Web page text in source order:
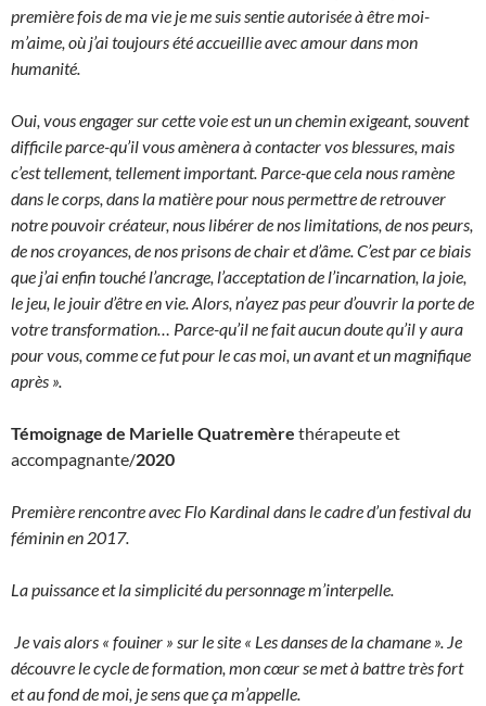
première fois de ma vie je me suis sentie autorisée à être moi-
m’aime, où j’ai toujours été accueillie avec amour dans mon
humanité.
Oui, vous engager sur cette voie est un un chemin exigeant, souvent
difficile parce-qu’il vous amènera à contacter vos blessures, mais
c’est tellement, tellement important. Parce-que cela nous ramène
dans le corps, dans la matière pour nous permettre de retrouver
notre pouvoir créateur, nous libérer de nos limitations, de nos peurs,
de nos croyances, de nos prisons de chair et d’âme. C’est par ce biais
que j’ai enfin touché l’ancrage, l’acceptation de l’incarnation, la joie,
le jeu, le jouir d’être en vie. Alors, n’ayez pas peur d’ouvrir la porte de
votre transformation… Parce-qu’il ne fait aucun doute qu’il y aura
pour vous, comme ce fut pour le cas moi, un avant et un magnifique
après ».
Témoignage de Marielle Quatremère thérapeute et
accompagnante/2020
Première rencontre avec Flo Kardinal dans le cadre d’un festival du
féminin en 2017.
La puissance et la simplicité du personnage m’interpelle.
Je vais alors « fouiner » sur le site « Les danses de la chamane ». Je
découvre le cycle de formation, mon cœur se met à battre très fort
et au fond de moi, je sens que ça m’appelle.